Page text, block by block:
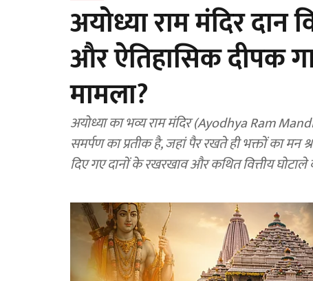
अयोध्या राम मंदिर दान
और ऐतिहासिक दीपक
मामला?
अयोध्या का भव्य राम मंदिर (Ayodhya Ram
समर्पण का प्रतीक है, जहां पैर रखते ही भक्तों का मन
दिए गए दानों के रखरखाव और कथित वित्तीय